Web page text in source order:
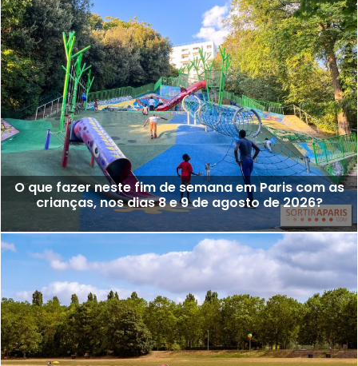
O que fazer neste fim de semana em Paris com as
crianças, nos dias 8 e 9 de agosto de 2026?